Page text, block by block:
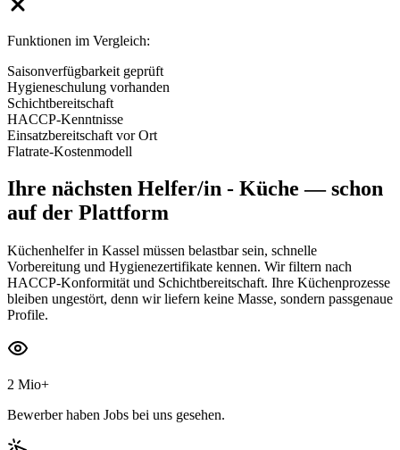
Funktionen im Vergleich:
Saisonverfügbarkeit geprüft
Hygieneschulung vorhanden
Schichtbereitschaft
HACCP-Kenntnisse
Einsatzbereitschaft vor Ort
Flatrate-Kostenmodell
Ihre nächsten Helfer/in - Küche — schon
auf der Plattform
Küchenhelfer in Kassel müssen belastbar sein, schnelle
Vorbereitung und Hygienezertifikate kennen. Wir filtern nach
HACCP-Konformität und Schichtbereitschaft. Ihre Küchenprozesse
bleiben ungestört, denn wir liefern keine Masse, sondern passgenaue
Profile.
2 Mio+
Bewerber haben Jobs bei uns gesehen.